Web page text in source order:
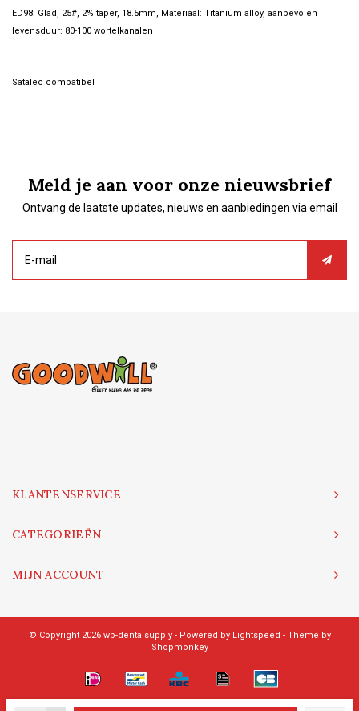
ED98: Glad, 25#, 2% taper, 18.5mm, Materiaal: Titanium alloy, aanbevolen
levensduur: 80-100 wortelkanalen
Satalec compatibel
Meld je aan voor onze nieuwsbrief
Ontvang de laatste updates, nieuws en aanbiedingen via email
KLANTENSERVICE
CATEGORIEËN
MIJN ACCOUNT
© Copyright 2026 wp-dentalsupply - Powered by Lightspeed - Theme by
Shopmonkey